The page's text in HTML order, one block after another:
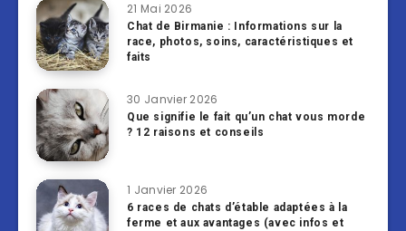
21 Mai 2026
Chat de Birmanie : Informations sur la
race, photos, soins, caractéristiques et
faits
30 Janvier 2026
Que signifie le fait qu’un chat vous morde
? 12 raisons et conseils
1 Janvier 2026
6 races de chats d’étable adaptées à la
ferme et aux avantages (avec infos et